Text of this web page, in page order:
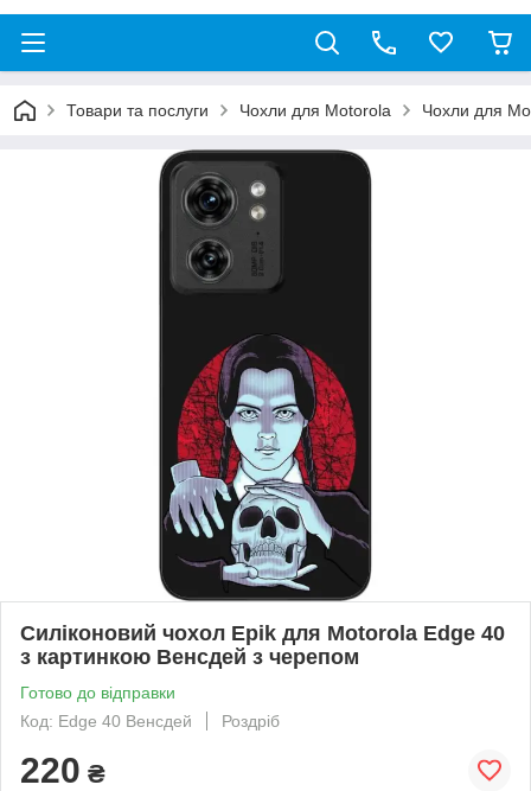
Товари та послуги Чохли для Motorola Чохли для
Силіконовий чохол Epik для Motorola Edge 40
з картинкою Венсдей з черепом
Готово до відправки
Код: Edge 40 Венсдей
Роздріб
220 ₴